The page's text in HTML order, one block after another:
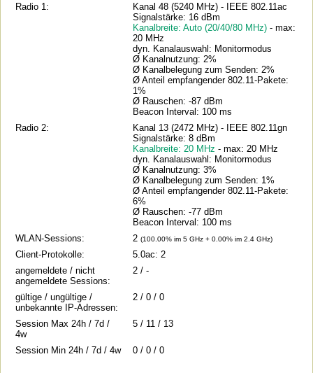
Radio 1:
Kanal 48 (5240 MHz) - IEEE 802.11ac
Signalstärke: 16 dBm
Kanalbreite: Auto (20/40/80 MHz)- max:
20 MHz
dyn. Kanalauswahl: Monitormodus
Ø Kanalnutzung: 2%
Ø Kanalbelegung zum Senden: 2%
Ø Anteil empfangender 802.11-Pakete:
1%
Ø Rauschen: -87 dBm
Beacon Interval: 100 ms
Radio 2:
Kanal 13 (2472 MHz) - IEEE 802.11gn
Signalstärke: 8 dBm
Kanalbreite: 20 MHz- max: 20 MHz
dyn. Kanalauswahl: Monitormodus
Ø Kanalnutzung: 3%
Ø Kanalbelegung zum Senden: 1%
Ø Anteil empfangender 802.11-Pakete:
6%
Ø Rauschen: -77 dBm
Beacon Interval: 100 ms
WLAN-Sessions:
2(100.00% im 5 GHz + 0.00% im 2.4 GHz)
Client-Protokolle:
5.0ac: 2
angemeldete / nicht
angemeldete Sessions:
2 / -
gültige / ungültige /
unbekannte IP-Adressen:
2 / 0 / 0
Session Max 24h / 7d /
4w
5 / 11 / 13
Session Min 24h / 7d / 4w 0 / 0 / 0